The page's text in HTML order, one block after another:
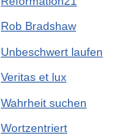
Rob Bradshaw
Unbeschwert laufen
Veritas et lux
Wahrheit suchen
Wortzentriert